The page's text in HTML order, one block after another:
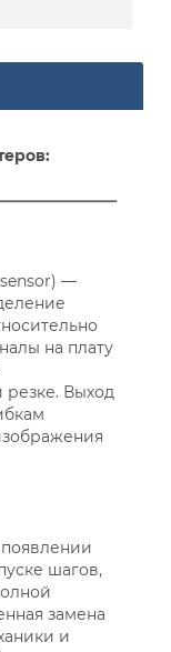
—
на плату
Выход
шагов,
замена
и